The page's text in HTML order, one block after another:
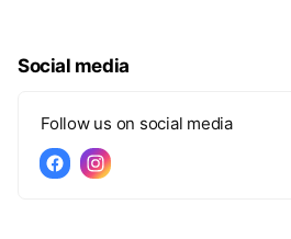
e
Social media
Follow us on social media